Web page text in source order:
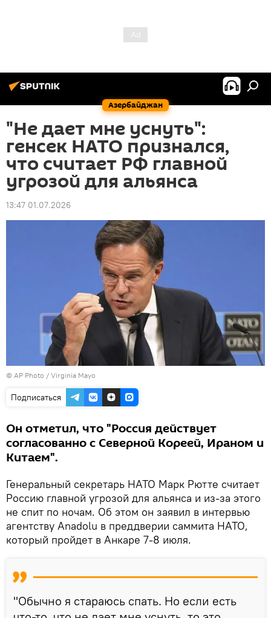
Азербайджан
"Не дает мне уснуть":
генсек НАТО признался,
что считает РФ главной
угрозой для альянса
13:47 01.07.2026
© AP Photo / Virginia Mayo
Подписаться
Он отметил, что "Россия действует
согласованно с Северной Кореей, Ираном и
Китаем".
Генеральный секретарь НАТО Марк Рютте считает
Россию главной угрозой для альянса и из-за этого
не спит по ночам. Об этом он заявил в интервью
агентству Anadolu в преддверии саммита НАТО,
который пройдет в Анкаре 7-8 июля.
"Обычно я стараюсь спать. Но если есть